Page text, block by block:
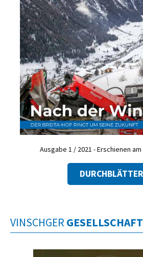
Ausgabe 1 / 2021 - Erschienen am
VINSCHGER GESELLSCHAFT